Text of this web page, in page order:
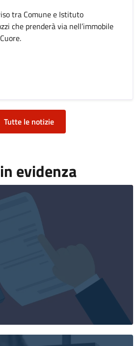
tra Comune e Istituto
che prenderà via nell’immobile
LA CONVENZIONE PER IL
Tutte le notizie
evidenza